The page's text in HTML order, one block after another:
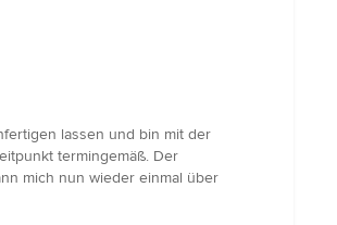
lassen und bin mit der
termingemäß. Der
mich nun wieder einmal über